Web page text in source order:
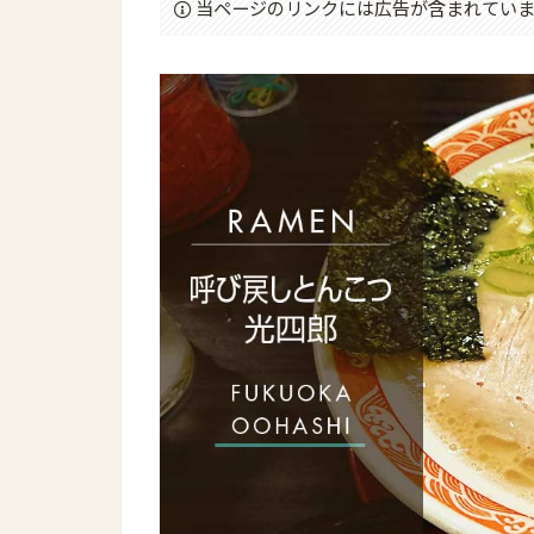
当ページのリンクには広告が含まれてい